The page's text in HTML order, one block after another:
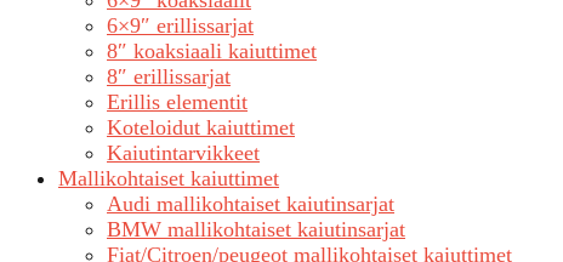
6×9″ erillissarjat
8″ koaksiaali kaiuttimet
8″ erillissarjat
Erillis elementit
Koteloidut kaiuttimet
Kaiutintarvikkeet
Mallikohtaiset kaiuttimet
Audi mallikohtaiset kaiutinsarjat
BMW mallikohtaiset kaiutinsarjat
Fiat/Citroen/peugeot mallikohtaiset kaiuttimet